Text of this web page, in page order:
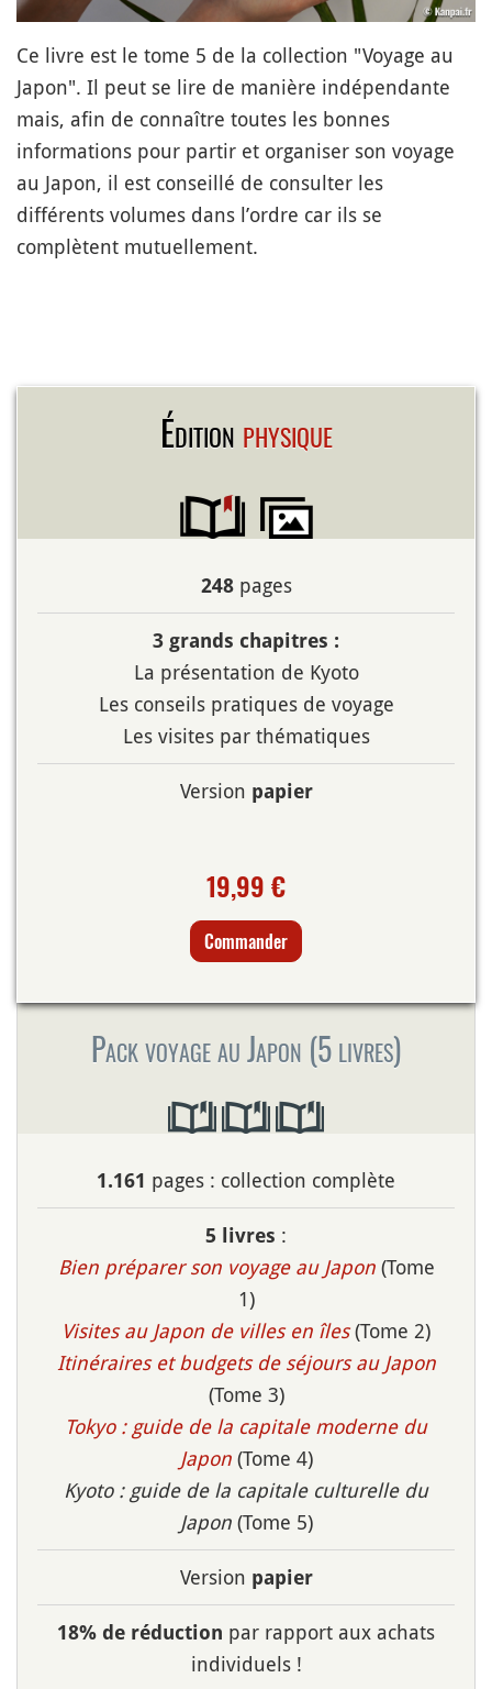
Ce livre est le tome 5 de la collection "Voyage au
Japon". Il peut se lire de manière indépendante
mais, afin de connaître toutes les bonnes
informations pour partir et organiser son voyage
au Japon, il est conseillé de consulter les
différents volumes dans l’ordre car ils se
complètent mutuellement.
Éditionphysique
248pages
3 grands chapitres :
La présentation de Kyoto
Les conseils pratiques de voyage
Les visites par thématiques
Version papier
19,99 €
Commander
Pack voyage au Japon (5 livres)
1.161 pages : collection complète
5 livres :
Bien préparer son voyage au Japon(Tome
1)
Visites au Japon de villes en îles(Tome 2)
Itinéraires et budgets de séjours au Japon
(Tome 3)
Tokyo : guide de la capitale moderne du
Japon(Tome 4)
Kyoto : guide de la capitale culturelle du
Japon(Tome 5)
Version papier
18% de réduction par rapport aux achats
individuels !